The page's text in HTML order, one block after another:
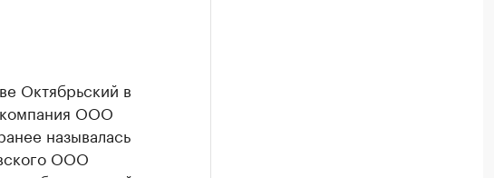
Октябрьский в
ООО
называлась
ООО